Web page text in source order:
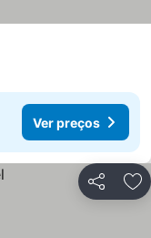
Ver preços
Partilhar